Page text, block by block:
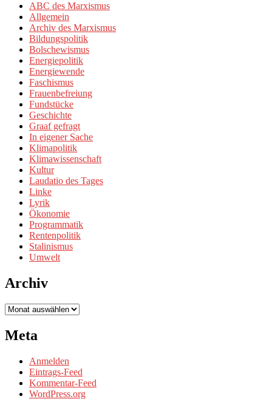
ABC des Marxismus
Allgemein
Archiv des Marxismus
Bildungspolitik
Bolschewismus
Energiepolitik
Energiewende
Faschismus
Frauenbefreiung
Fundstücke
Geschichte
Graaf gefragt
In eigener Sache
Klimapolitik
Klimawissenschaft
Kultur
Laudatio des Tages
Linke
Lyrik
Ökonomie
Programmatik
Rentenpolitik
Stalinismus
Umwelt
Archiv
Archiv
Meta
Anmelden
Eintrags-Feed
Kommentar-Feed
WordPress.org